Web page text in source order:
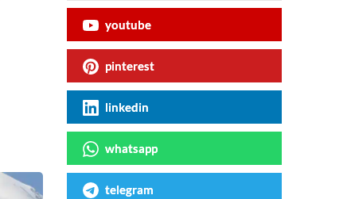
youtube
pinterest
linkedin
whatsapp
telegram